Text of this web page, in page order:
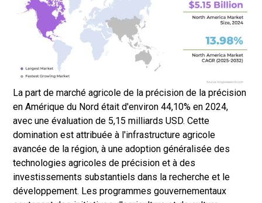
La part de marché agricole de la précision de la précision
en Amérique du Nord était d'environ 44,10% en 2024,
avec une évaluation de 5,15 milliards USD. Cette
domination est attribuée à l'infrastructure agricole
avancée de la région, à une adoption généralisée des
technologies agricoles de précision et à des
investissements substantiels dans la recherche et le
développement. Les programmes gouvernementaux